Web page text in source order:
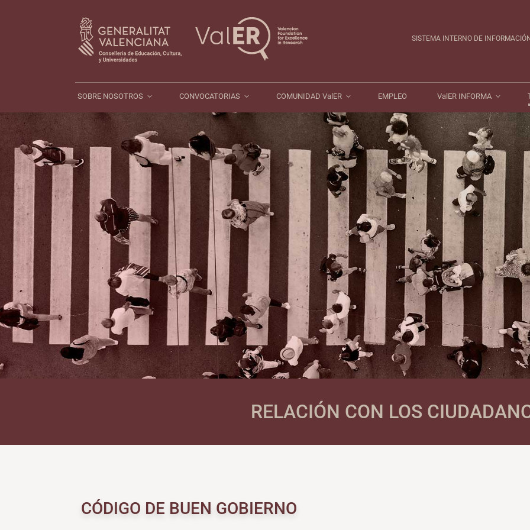
SISTEMA INTERNO DE
SOBRE NOSOTROS CONVOCATORIAS COMUNIDAD ValER EMPLEO ValER INFORMA
RELACIÓN CON LOS
CÓDIGO DE BUEN GOBIERNO
CONVOCATORIAS